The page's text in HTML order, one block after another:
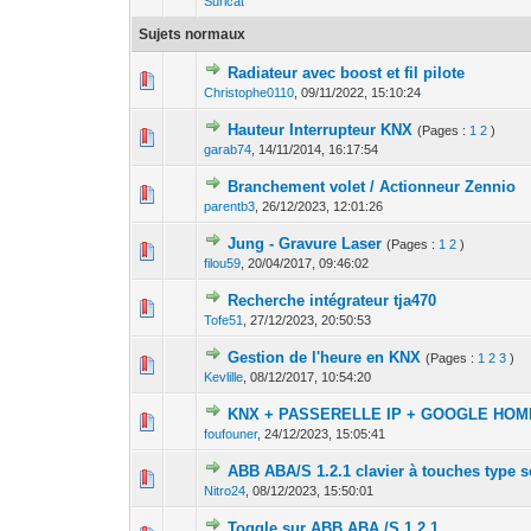
Sujets normaux
Radiateur avec boost et fil pilote
Christophe0110 ,09/11/2022, 15:10:24
0 Votes - 0 sur 5
Hauteur Interrupteur KNX (Pages : 1 2 )
garab74 14/11/2014, 16:17:54
0 Votes - 0 sur 5
Branchement volet / Actionneur Zennio
parentb3 ,26/12/2023, 12:01:26
0 Votes - 0 sur 51
Jung - Gravure Laser (Pages : 1 2 )
filou59 ,20/04/2017, 09:46:02
0 Votes - 0 sur 5
Recherche intégrateur tja470
Tofe51 ,27/12/2023, 20:50:53
0 Votes - 0 sur 5
Gestion de l'heure en KNX (Pages : 1 2 3 )
Kevlille ,08/12/2017, 10:54:20
0 Votes - 0 sur 51
KNX + PASSERELLE IP + GOOGLE
foufouner,24/12/2023, 15:05:41
0 Votes - 0 sur 512
ABB ABA/S 1.2.1 clavier à touches type
Nitro24 ,08/12/2023, 15:50:01
0 Votes - 0 sur 51 2